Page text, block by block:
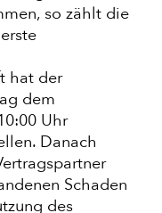
so zählt die
hat der
dem
Uhr
Danach
Schaden
des